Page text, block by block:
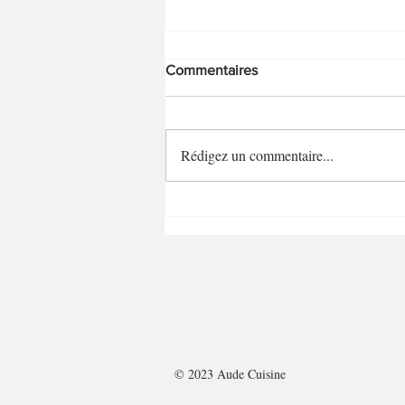
Commentaires
Rédigez un commentaire...
© 2023 Aude Cuisine